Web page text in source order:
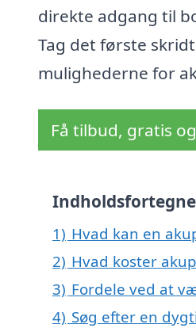
direkte adgang til
Tag det første
mulighederne for
Få tilbud, gratis
1) Hvad kan en
2) Hvad koster
3) Fordele ved at
4) Søg efter en